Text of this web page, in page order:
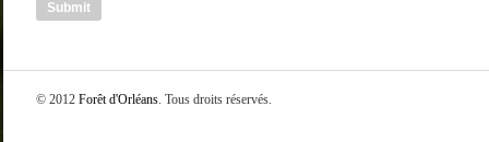
© 2012 Forêt d'Orléans. Tous droits réservés.